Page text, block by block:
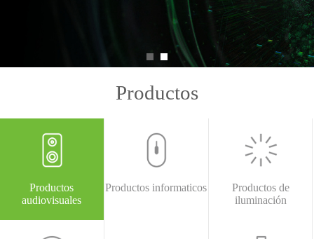
Productos
Productos
audiovisuales
Productos informaticos
Productos de
iluminación